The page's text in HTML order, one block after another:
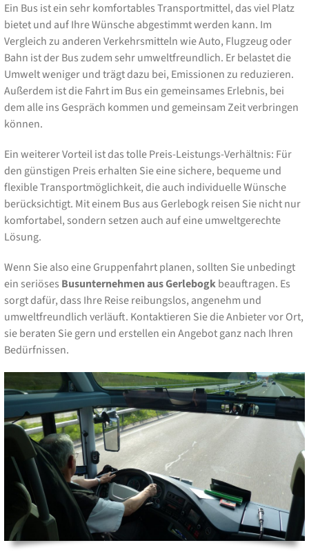
Ein Bus ist ein sehr komfortables Transportmittel, das viel Platz
bietet und auf Ihre Wünsche abgestimmt werden kann. Im
Vergleich zu anderen Verkehrsmitteln wie Auto, Flugzeug oder
Bahn ist der Bus zudem sehr umweltfreundlich. Er belastet die
Umwelt weniger und trägt dazu bei, Emissionen zu reduzieren.
Außerdem ist die Fahrt im Bus ein gemeinsames Erlebnis, bei
dem alle ins Gespräch kommen und gemeinsam Zeit verbringen
können.
Ein weiterer Vorteil ist das tolle Preis-Leistungs-Verhältnis: Für
den günstigen Preis erhalten Sie eine sichere, bequeme und
flexible Transportmöglichkeit, die auch individuelle Wünsche
berücksichtigt. Mit einem Bus aus Gerlebogk reisen Sie nicht nur
komfortabel, sondern setzen auch auf eine umweltgerechte
Lösung.
Wenn Sie also eine Gruppenfahrt planen, sollten Sie unbedingt
ein seriöses Busunternehmen aus Gerlebogkbeauftragen. Es
sorgt dafür, dass Ihre Reise reibungslos, angenehm und
umweltfreundlich verläuft. Kontaktieren Sie die Anbieter vor Ort,
sie beraten Sie gern und erstellen ein Angebot ganz nach Ihren
Bedürfnissen.